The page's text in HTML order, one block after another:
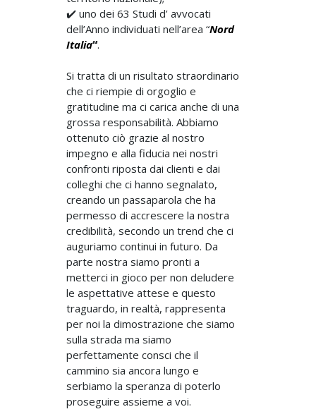
✔️ uno dei 63 Studi d’ avvocati
dell’Anno individuati nell’area “Nord
Italia“.
Si tratta di un risultato straordinario
che ci riempie di orgoglio e
gratitudine ma ci carica anche di una
grossa responsabilità. Abbiamo
ottenuto ciò grazie al nostro
impegno e alla fiducia nei nostri
confronti riposta dai clienti e dai
colleghi che ci hanno segnalato,
creando un passaparola che ha
permesso di accrescere la nostra
credibilità, secondo un trend che ci
auguriamo continui in futuro. Da
parte nostra siamo pronti a
metterci in gioco per non deludere
le aspettative attese e questo
traguardo, in realtà, rappresenta
per noi la dimostrazione che siamo
sulla strada ma siamo
perfettamente consci che il
cammino sia ancora lungo e
serbiamo la speranza di poterlo
proseguire assieme a voi.